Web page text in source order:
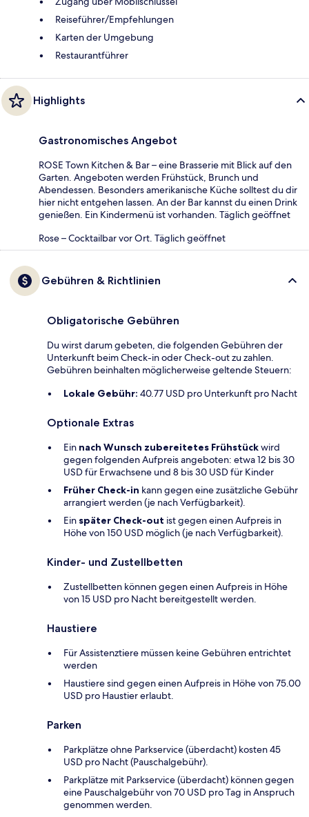
Reiseführer/Empfehlungen
Karten der Umgebung
Restaurantführer
Highlights
Gastronomisches Angebot
ROSE Town Kitchen & Bar – eine Brasserie mit Blick auf den
Garten. Angeboten werden Frühstück, Brunch und
Abendessen. Besonders amerikanische Küche solltest du dir
hier nicht entgehen lassen. An der Bar kannst du einen Drink
genießen. Ein Kindermenü ist vorhanden. Täglich geöffnet
Rose – Cocktailbar vor Ort. Täglich geöffnet
Gebühren & Richtlinien
Obligatorische Gebühren
Du wirst darum gebeten, die folgenden Gebühren der
Unterkunft beim Check-in oder Check-out zu zahlen.
Gebühren beinhalten möglicherweise geltende Steuern:
Lokale Gebühr: 40.77 USD pro Unterkunft pro Nacht
Optionale Extras
Ein nach Wunsch zubereitetes Frühstückwird
gegen folgenden Aufpreis angeboten: etwa 12 bis 30
USD für Erwachsene und 8 bis 30 USD für Kinder
Früher Check-in kann gegen eine zusätzliche Gebühr
arrangiert werden (je nach Verfügbarkeit).
Ein später Check-out ist gegen einen Aufpreis in
Höhe von 150 USD möglich (je nach Verfügbarkeit).
Kinder- und Zustellbetten
Zustellbetten können gegen einen Aufpreis in Höhe
von 15 USD pro Nacht bereitgestellt werden.
Haustiere
Für Assistenztiere müssen keine Gebühren entrichtet
werden
Haustiere sind gegen einen Aufpreis in Höhe von 75.00
USD pro Haustier erlaubt.
Parken
Parkplätze ohne Parkservice (überdacht) kosten 45
USD pro Nacht (Pauschalgebühr).
Parkplätze mit Parkservice (überdacht) können gegen
eine Pauschalgebühr von 70 USD pro Tag in Anspruch
genommen werden.